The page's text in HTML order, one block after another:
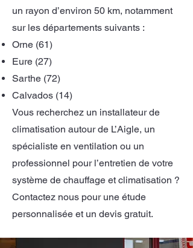
un rayon d’environ 50 km, notamment
sur les départements suivants :
Orne (61)
Eure (27)
Sarthe (72)
Calvados (14)
Vous recherchez un installateur de
climatisation autour de L’Aigle, un
spécialiste en ventilation ou un
professionnel pour l’entretien de votre
système de chauffage et climatisation ?
Contactez nous pour une étude
personnalisée et un devis gratuit.